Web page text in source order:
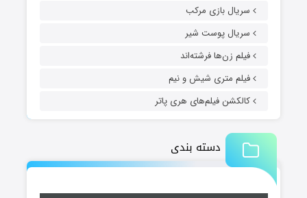
سریال بازی مرکب
سریال پوست شیر
فیلم زن‌ها فرشته‌اند
فیلم متری شیش و نیم
کالکشن فیلم‌های هری پاتر
دسته بندی